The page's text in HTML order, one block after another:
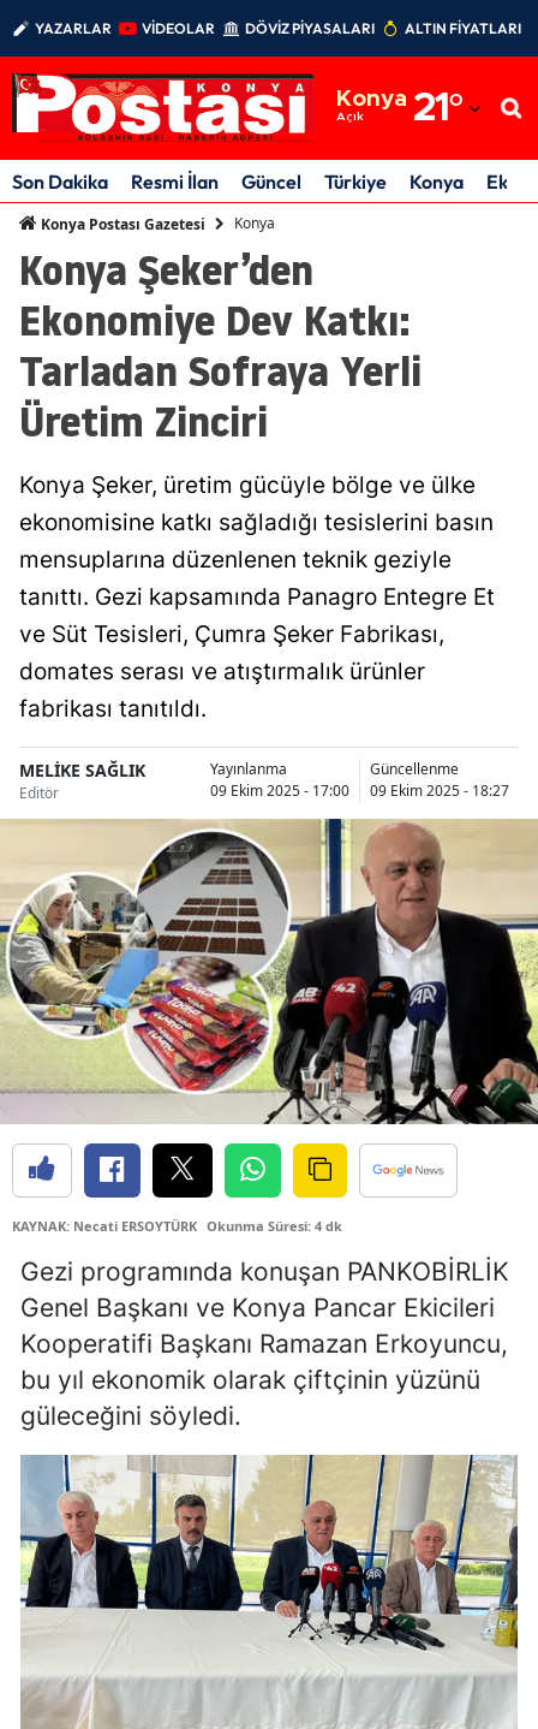
YAZARLAR VİDEOLAR DÖVİZ PİYASALARI ALTIN FİYATLARI
Konya
Açık 21°
Adıyaman
Afyonkarahisar
Ankara
Antalya
Balıkesir
Bilecik
Bingöl
Bitlis
Burdur
Çanakkale
Çankırı
Çorum
Denizli
Diyarbakır
Edirne
Elazığ
Erzincan
Eskişehir
Gaziantep
Giresun
Gümüşhane
Hakkari
Hatay
Isparta
Mersin
İstanbul
Son Dakika Resmi İlan Güncel Türkiye Konya
Konya Postası Gazetesi Konya
Konya Şeker’den
Ekonomiye Dev Katkı:
Tarladan Sofraya Yerli
Üretim Zinciri
Konya Şeker, üretim gücüyle bölge ve ülke
ekonomisine katkı sağladığı tesislerini basın
mensuplarına düzenlenen teknik geziyle
tanıttı. Gezi kapsamında Panagro Entegre Et
ve Süt Tesisleri, Çumra Şeker Fabrikası,
domates serası ve atıştırmalık ürünler
fabrikası tanıtıldı.
MELİKE SAĞLIK
Editör
Yayınlanma
09 Ekim 2025 - 17:00
Güncellenme
09 Ekim 2025 - 18:27
KAYNAK: Necati ERSOYTÜRK Okunma Süresi: 4 dk
Gezi programında konuşan PANKOBİRLİK
Genel Başkanı ve Konya Pancar Ekicileri
Kooperatifi Başkanı Ramazan Erkoyuncu,
bu yıl ekonomik olarak çiftçinin yüzünü
güleceğini söyledi.